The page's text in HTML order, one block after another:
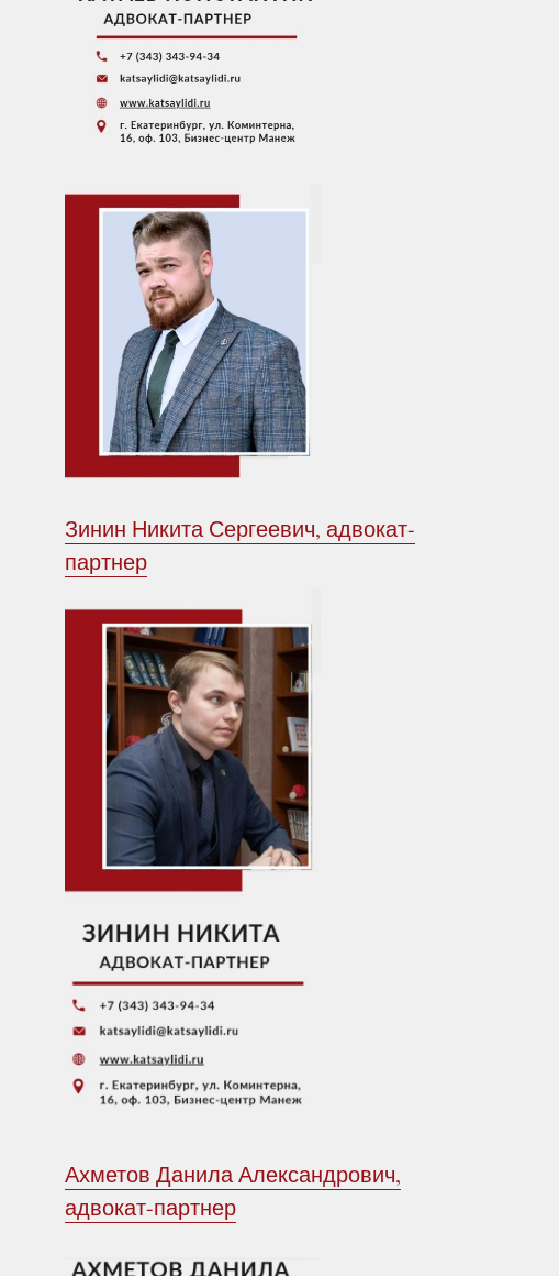
Зинин Никита Сергеевич, адвокат-
партнер
Ахметов Данила Александрович,
адвокат-партнер